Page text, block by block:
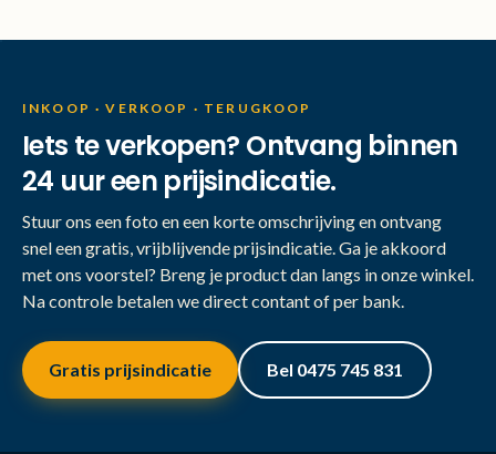
INKOOP · VERKOOP · TERUGKOOP
Iets te verkopen? Ontvang binnen
24 uur een prijsindicatie.
Stuur ons een foto en een korte omschrijving en ontvang
snel een gratis, vrijblijvende prijsindicatie. Ga je akkoord
met ons voorstel? Breng je product dan langs in onze winkel.
Na controle betalen we direct contant of per bank.
Gratis prijsindicatie Bel 0475 745 831